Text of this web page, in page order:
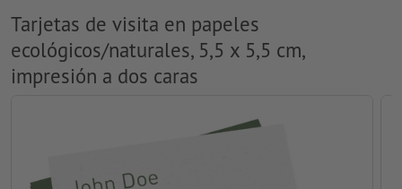
Tarjetas de visita en papeles
ecológicos/naturales, 5,5 x 5,5 cm,
impresión a dos caras